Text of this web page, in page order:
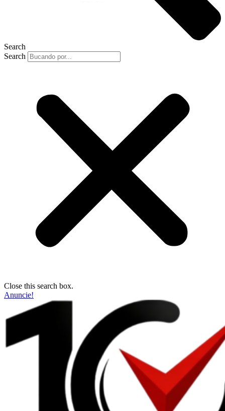
Search
Search
Close this search box.
Anuncie!